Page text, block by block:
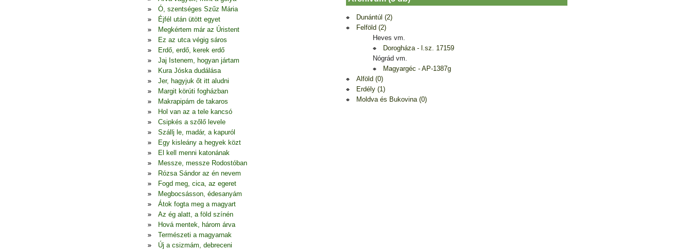
Ó, szentséges Szűz Mária
Éjfél után ütött egyet
Megkértem már az Úristent
Ez az utca végig sáros
Erdő, erdő, kerek erdő
Jaj Istenem, hogyan jártam
Kura Jóska dudálása
Jer, hagyjuk őt itt aludni
Margit körúti fogházban
Makrapipám de takaros
Hol van az a tele kancsó
Csipkés a szőlő levele
Szállj le, madár, a kapuról
Egy kisleány a hegyek közt
El kell menni katonának
Messze, messze Rodostóban
Rózsa Sándor az én nevem
Fogd meg, cica, az egeret
Megbocsásson, édesanyám
Átok fogta meg a magyart
Az ég alatt, a föld színén
Hová mentek, három árva
Természeti a magyarnak
Új a csizmám, debreceni
Dunántúl (2)
Felföld (2)
Heves vm.
Dorogháza - l.sz. 17159
Nógrád vm.
Magyargéc - AP-1387g
Alföld (0)
Erdély (1)
Moldva és Bukovina (0)